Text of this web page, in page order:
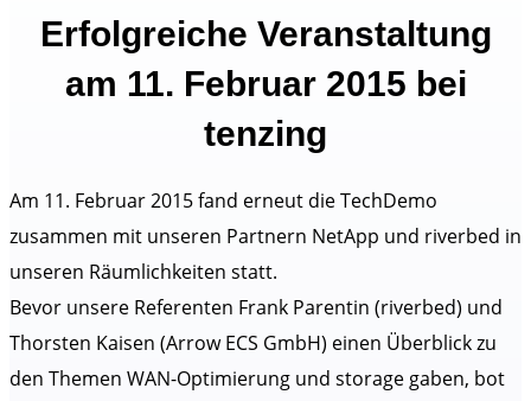
Erfolgreiche Veranstaltung
am 11. Februar 2015 bei
tenzing
Am 11. Februar 2015 fand erneut die TechDemo
zusammen mit unseren Partnern NetApp und riverbed in
unseren Räumlichkeiten statt.
Bevor unsere Referenten Frank Parentin (riverbed) und
Thorsten Kaisen (Arrow ECS GmbH) einen Überblick zu
den Themen WAN-Optimierung und storage gaben, bot